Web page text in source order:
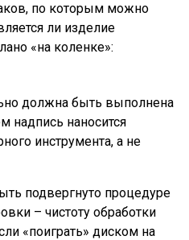
по которым можно
ли изделие
«на коленке»:
должна быть выполнена
надпись наносится
инструмента, а не
подвергнуто процедуре
– чистоту обработки
«поиграть» диском на